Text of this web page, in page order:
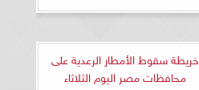
خريطة سقوط الأمطار الرعدية على
محافظات مصر اليوم الثلاثاء